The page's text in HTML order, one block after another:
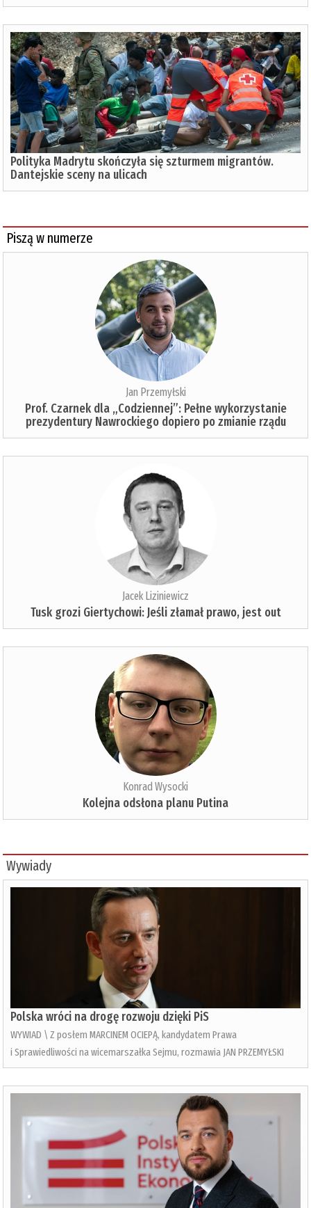
Polityka Madrytu skończyła się szturmem migrantów.
Dantejskie sceny na ulicach
Piszą w numerze
Jan Przemyłski
Prof. Czarnek dla „Codziennej”: Pełne wykorzystanie
prezydentury Nawrockiego dopiero po zmianie rządu
Jacek Liziniewicz
Tusk grozi Giertychowi: Jeśli złamał prawo, jest out
Konrad Wysocki
Kolejna odsłona planu Putina
Wywiady
Polska wróci na drogę rozwoju dzięki PiS
WYWIAD \ Z posłem MARCINEM OCIEPĄ, kandydatem Prawa
i Sprawiedliwości na wicemarszałka Sejmu, rozmawia JAN PRZEMYŁSKI